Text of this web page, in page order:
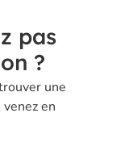
pas
?
une
en